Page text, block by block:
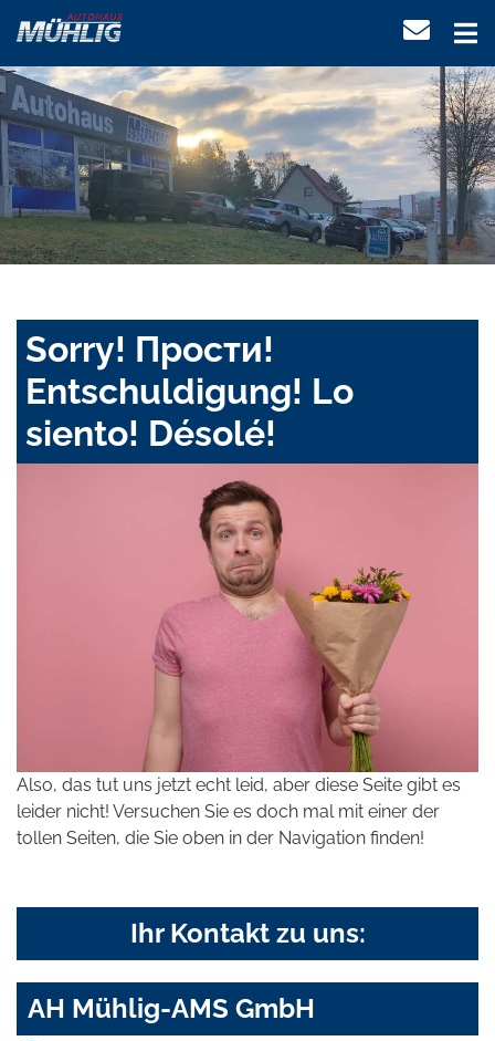
Sorry! Прости!
Entschuldigung! Lo
siento! Désolé!
Also, das tut uns jetzt echt leid, aber diese Seite gibt es
leider nicht! Versuchen Sie es doch mal mit einer der
tollen Seiten, die Sie oben in der Navigation finden!
Ihr Kontakt zu uns:
AH Mühlig-AMS GmbH